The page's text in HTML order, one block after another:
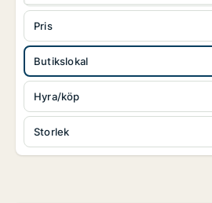
Butikslokal
Hyra/köp
Storlek
Pris